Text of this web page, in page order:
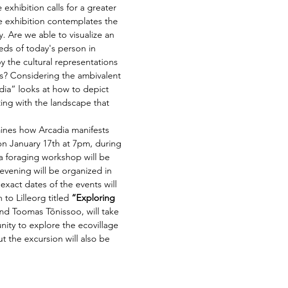
exhibition calls for a greater
exhibition contemplates the
Are we able to visualize an
of today's person in
the cultural representations
Considering the ambivalent
looks at how to depict
with the landscape that
how Arcadia manifests
January 17th at 7pm, during
foraging workshop will be
will be organized in
dates of the events will
to Lilleorg titled “Exploring
Toomas Tõnissoo, will take
to explore the ecovillage
the excursion will also be